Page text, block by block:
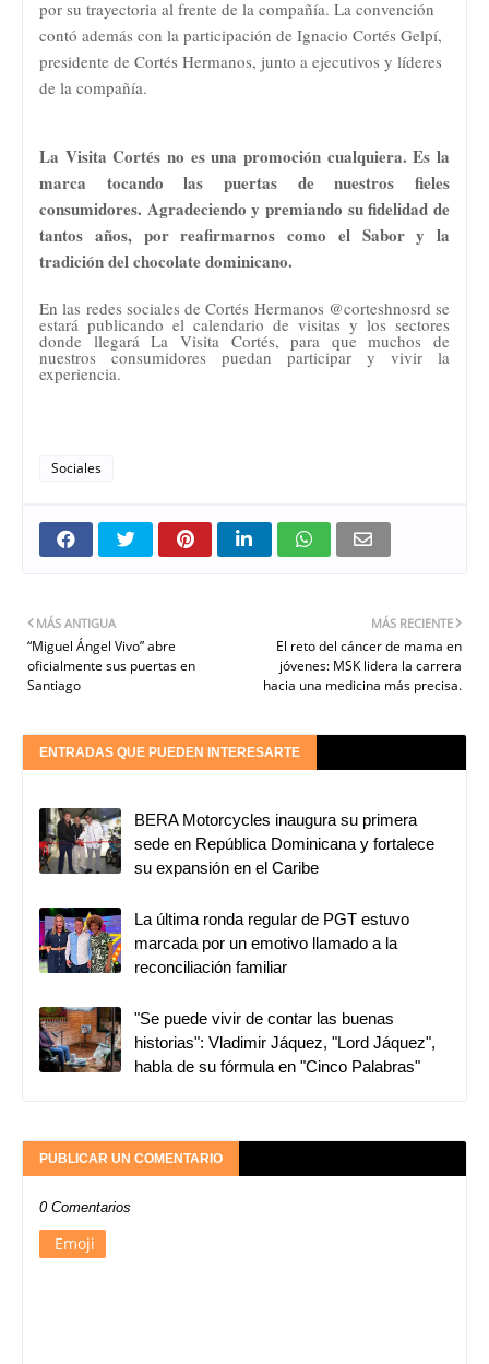
por su trayectoria al frente de la compañía. La convención
contó además con la participación de Ignacio Cortés Gelpí,
presidente de Cortés Hermanos, junto a ejecutivos y líderes
de la compañía.
La Visita Cortés no es una promoción cualquiera. Es la
marca tocando las puertas de nuestros fieles
consumidores. Agradeciendo y premiando su fidelidad de
tantos años, por reafirmarnos como el Sabor y la
tradición del chocolate dominicano.
En las redes sociales de Cortés Hermanos @corteshnosrd se
estará publicando el calendario de visitas y los sectores
donde llegará La Visita Cortés, para que muchos de
nuestros consumidores puedan participar y vivir la
experiencia.
Sociales
MÁS RECIENTE
El reto del cáncer de mama en
jóvenes: MSK lidera la carrera
hacia una medicina más precisa.
MÁS ANTIGUA
“Miguel Ángel Vivo” abre
oficialmente sus puertas en
Santiago
ENTRADAS QUE PUEDEN INTERESARTE
BERA Motorcycles inaugura su primera
sede en República Dominicana y fortalece
su expansión en el Caribe
La última ronda regular de PGT estuvo
marcada por un emotivo llamado a la
reconciliación familiar
"Se puede vivir de contar las buenas
historias": Vladimir Jáquez, "Lord Jáquez",
habla de su fórmula en "Cinco Palabras"
PUBLICAR UN COMENTARIO
0 Comentarios
Emoji